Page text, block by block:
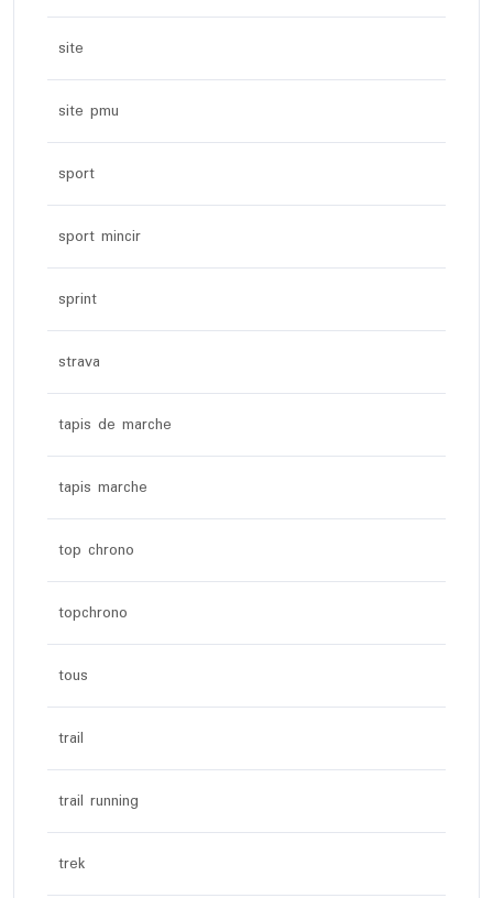
site
site pmu
sport
sport mincir
sprint
strava
tapis de marche
tapis marche
top chrono
topchrono
tous
trail
trail running
trek